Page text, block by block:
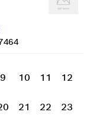
9 10 11 12
21 22
23